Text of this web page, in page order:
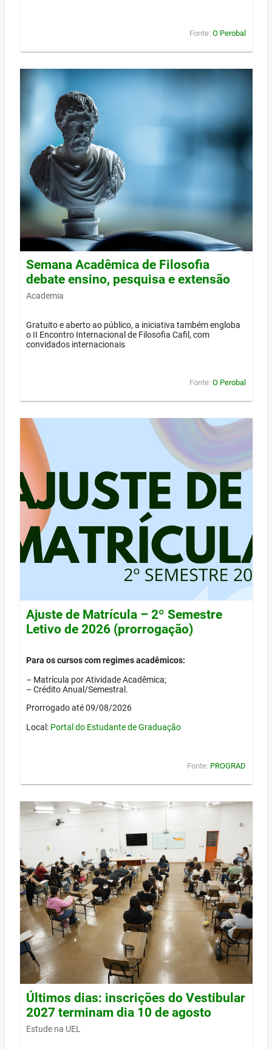
Fonte: O Perobal
Semana Acadêmica de Filosofia
debate ensino, pesquisa e extensão
Academia
Gratuito e aberto ao público, a iniciativa também engloba
o II Encontro Internacional de Filosofia Cafil, com
convidados internacionais
Fonte: O Perobal
Ajuste de Matrícula – 2º Semestre
Letivo de 2026 (prorrogação)
Para os cursos com regimes acadêmicos:
– Matrícula por Atividade Acadêmica;
– Crédito Anual/Semestral.
Prorrogado até 09/08/2026
Local: Portal do Estudante de Graduação
Fonte: PROGRAD
Últimos dias: inscrições do Vestibular
2027 terminam dia 10 de agosto
Estude na UEL